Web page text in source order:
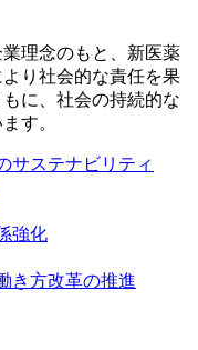
理念のもと、新医薬
り社会的な責任を果
に、社会の持続的な
す。
サステナビリティ
強化
き方改革の推進